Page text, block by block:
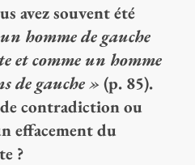
avez souvent été
homme de gauche
et comme un homme
de gauche » (p. 85).
contradiction ou
effacement du
?